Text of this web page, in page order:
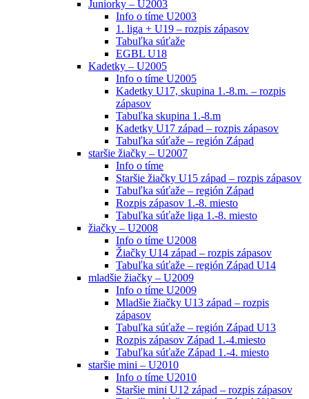
Juniorky – U2003
Info o tíme U2003
1. liga + U19 – rozpis zápasov
Tabuľka súťaže
EGBL U18
Kadetky – U2005
Info o tíme U2005
Kadetky U17, skupina 1.-8.m. – rozpis
zápasov
Tabuľka skupina 1.-8.m
Kadetky U17 západ – rozpis zápasov
Tabuľka súťaže – región Západ
staršie žiačky – U2007
Info o tíme
Staršie žiačky U15 západ – rozpis zápasov
Tabuľka súťaže – región Západ
Rozpis zápasov 1.-8. miesto
Tabuľka súťaže liga 1.-8. miesto
žiačky – U2008
Info o tíme U2008
Žiačky U14 západ – rozpis zápasov
Tabuľka súťaže – región Západ U14
mladšie žiačky – U2009
Info o tíme U2009
Mladšie žiačky U13 západ – rozpis
zápasov
Tabuľka súťaže – región Západ U13
Rozpis zápasov Západ 1.-4.miesto
Tabuľka súťaže Západ 1.-4. miesto
staršie mini – U2010
Info o tíme U2010
Staršie mini U12 západ – rozpis zápasov